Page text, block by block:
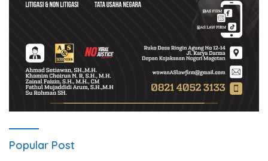
Popular Post